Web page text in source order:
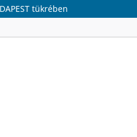
tükrében